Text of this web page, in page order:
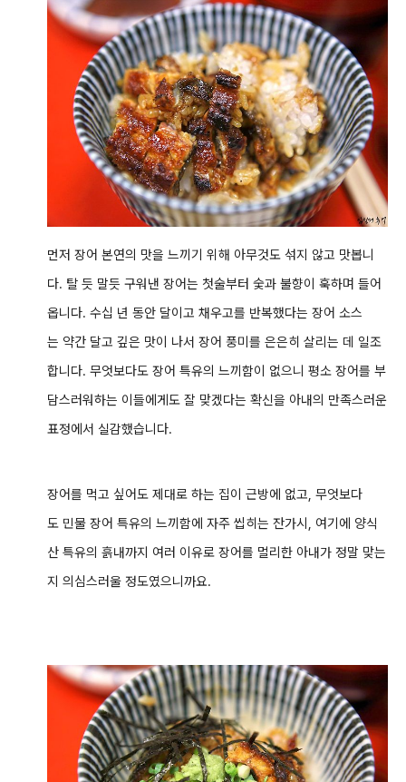
먼저 장어 본연의 맛을 느끼기 위해 아무것도 섞지 않고 맛봅니
다. 탈 듯 말듯 구워낸 장어는 첫술부터 숯과 불향이 훅하며 들어
옵니다. 수십 년 동안 달이고 채우고를 반복했다는 장어 소스
는 약간 달고 깊은 맛이 나서 장어 풍미를 은은히 살리는 데 일조
합니다. 무엇보다도 장어 특유의 느끼함이 없으니 평소 장어를 부
담스러워하는 이들에게도 잘 맞겠다는 확신을 아내의 만족스러운
표정에서 실감했습니다.
장어를 먹고 싶어도 제대로 하는 집이 근방에 없고, 무엇보다
도 민물 장어 특유의 느끼함에 자주 씹히는 잔가시, 여기에 양식
산 특유의 흙내까지 여러 이유로 장어를 멀리한 아내가 정말 맞는
지 의심스러울 정도였으니까요.